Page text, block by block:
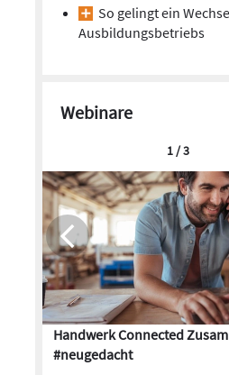
So gelingt ein
Ausbildungsbetriebs
Webinare
Handwerk Connected
#neugedacht
1 / 3